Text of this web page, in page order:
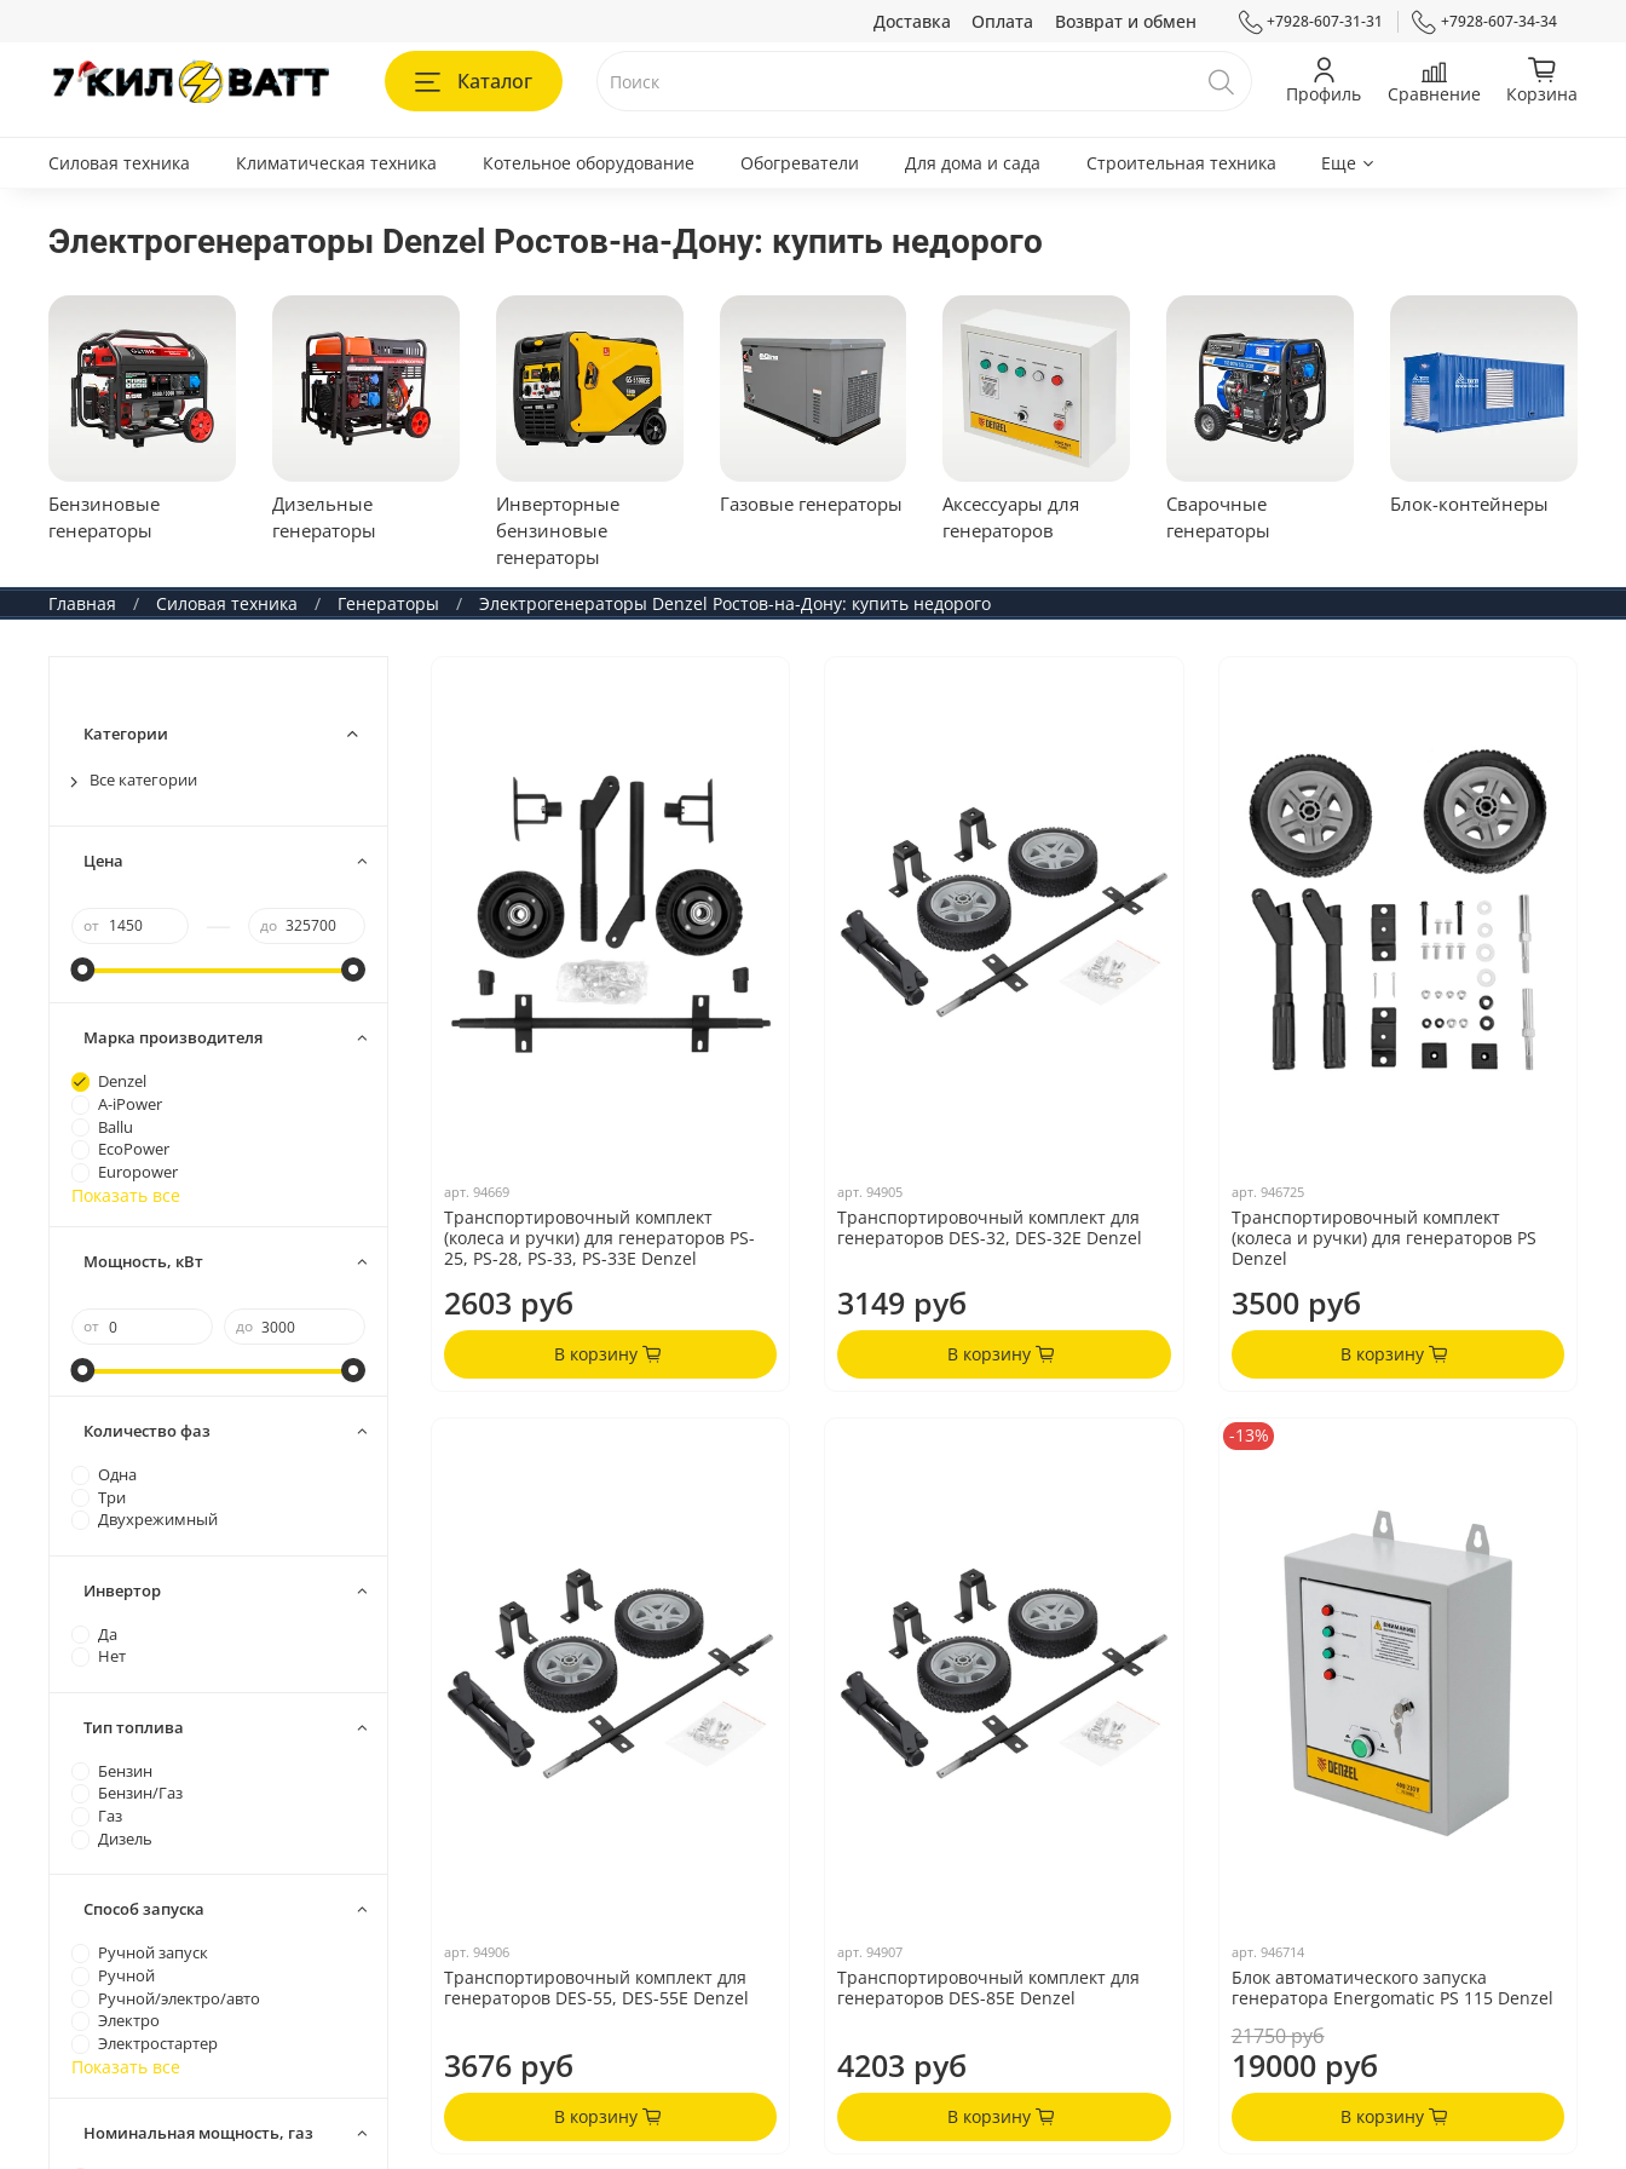
Доставка Оплата Возврат и обмен +7928-607-31-31 +7928-607-34-34
Каталог Профиль Сравнение Корзина
Силовая техника Климатическая техника Котельное оборудование Обогреватели Для дома и сада Строительная техника Еще
Электрогенераторы Denzel Ростов-на-Дону: купить недорого
Бензиновые
генераторы
Дизельные
генераторы
Инверторные
бензиновые
генераторы
Газовые генераторы
Аксессуары для
генераторов
Сварочные
генераторы
Блок-контейнеры
Главная Силовая техника Генераторы Электрогенераторы Denzel Ростов-на-Дону: купить недорого
арт. 94669
Транспортировочный комплект
(колеса и ручки) для генераторов PS-
25, PS-28, PS-33, PS-33E Denzel
2603 руб
В корзину
арт.94905
Транспортировочный комплект для
генераторов DES-32, DES-32E Denzel
3149 руб
В корзину
арт. 946725
Транспортировочный комплект
(колеса и ручки) для генераторов PS
Denzel
3500 руб
В корзину
арт. 94906
Транспортировочный комплект для
генераторов DES-55, DES-55E Denzel
3676 руб
В корзину
арт.94907
Транспортировочный комплект для
генераторов DES-85E Denzel
4203 руб
В корзину
-13%
арт. 946714
Блок автоматического запуска
генератора Energomatic PS 115 Denzel
21750 руб
19000 руб
В корзину
Категории
Все категории
Цена
от до
Марка производителя
Denzel
A-iPower
Ballu
EcoPower
Europower
Показать все
Мощность, кВт
от до
Количество фаз
Одна
Три
Двухрежимный
Инвертор
Да
Нет
Тип топлива
Бензин
Бензин/Газ
Газ
Дизель
Способ запуска
Ручной запуск
Ручной
Ручной/электро/авто
Электро
Электростартер
Показать все
Номинальная мощность, газ